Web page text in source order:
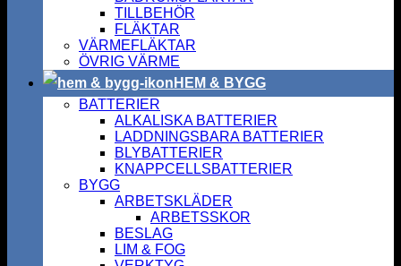
TILLBEHÖR
FLÄKTAR
VÄRMEFLÄKTAR
ÖVRIG VÄRME
HEM & BYGG
BATTERIER
ALKALISKA BATTERIER
LADDNINGSBARA BATTERIER
BLYBATTERIER
KNAPPCELLSBATTERIER
BYGG
ARBETSKLÄDER
ARBETSSKOR
BESLAG
LIM & FOG